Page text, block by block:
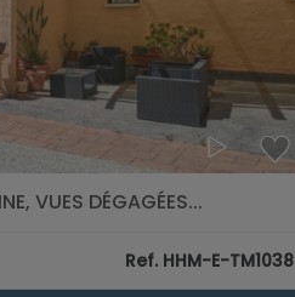
VUES DÉGAGÉES...
Ref. HHM-E-TM1038